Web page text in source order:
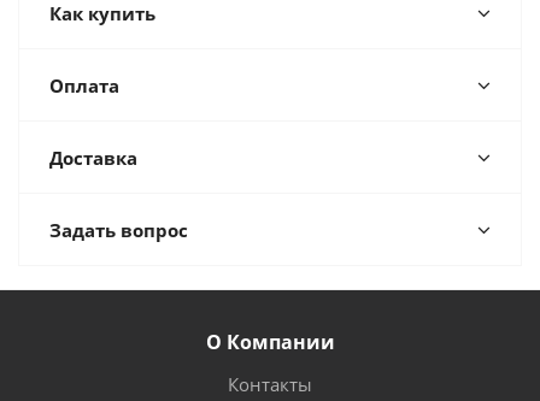
Как купить
Оплата
Доставка
Задать вопрос
О Компании
Контакты